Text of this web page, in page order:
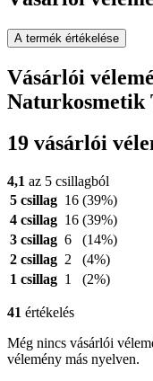
A termék értékelése
Vásárlói
Naturkosmetik
19 vásárlói
4,1 az 5 csillagból
5 csillag 16 (39%)
4 csillag 16 (39%)
3 csillag 6
(14%)
2 csillag 2
(4%)
1 csillag 1 (2%)
41 értékelés
Még nincs vásárlói
vélemény más nyelven.